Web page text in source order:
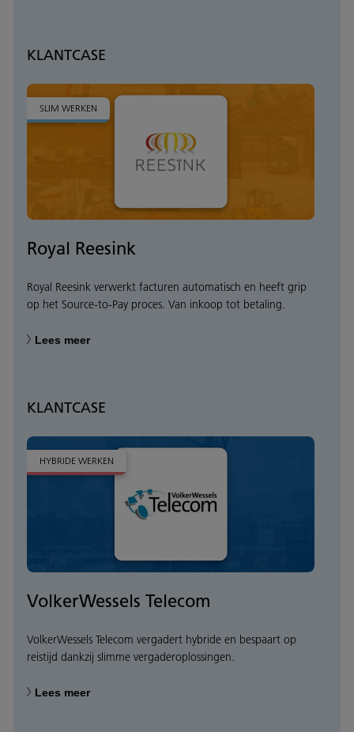
KLANTCASE
SLIM WERKEN
Royal Reesink
Royal Reesink verwerkt facturen automatisch en heeft grip
op het Source-to-Pay proces. Van inkoop tot betaling.
Lees meer
KLANTCASE
HYBRIDE WERKEN
VolkerWessels Telecom
VolkerWessels Telecom vergadert hybride en bespaart op
reistijd dankzij slimme vergaderoplossingen.
Lees meer